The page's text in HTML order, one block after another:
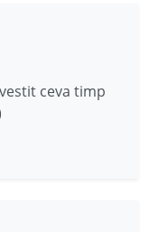
ceva timp